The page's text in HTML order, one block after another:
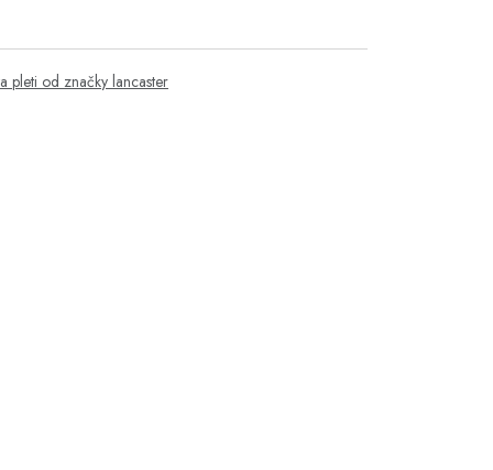
pleti od značky lancaster